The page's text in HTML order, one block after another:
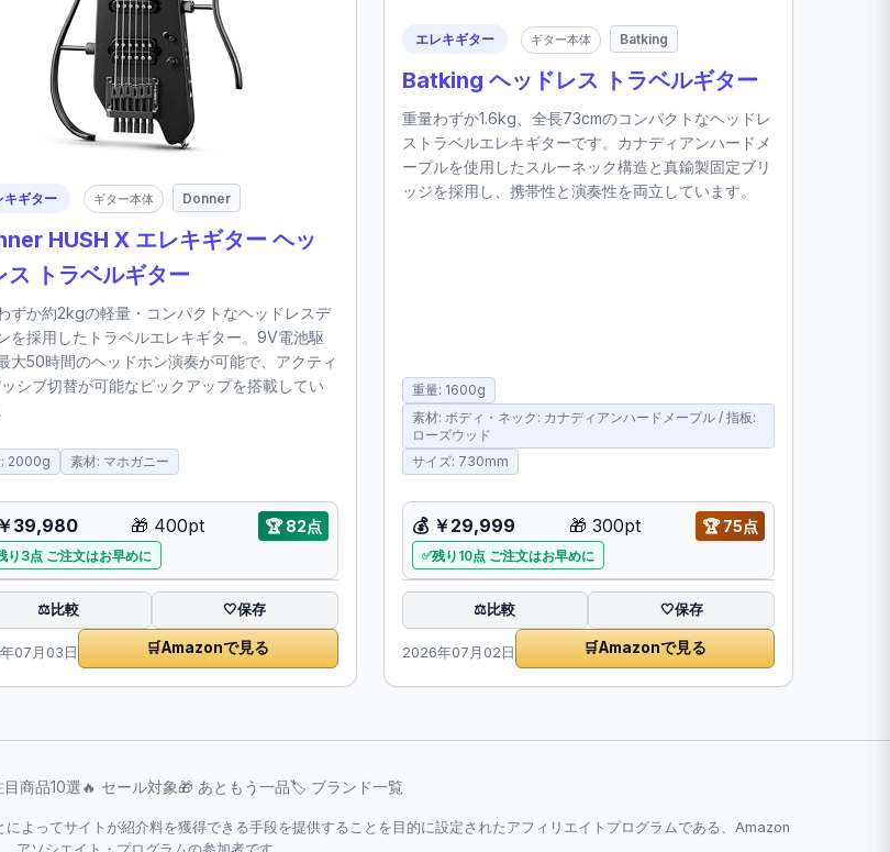
キギター ギター本体 Donner
HUSH X エレキギター ヘッ
ス トラベルギター
ずか約2kgの軽量・コンパクトなヘッドレスデ
を採用したトラベルエレキギター。9V電池駆
大50時間のヘッドホン演奏が可能で、アクティ
シブ切替が可能なピックアップを搭載してい
: 2000g 素材: マホガニー
￥39,980 🎁 400pt 🏆82点
り3点 ご注文はお早めに
⚖️比較 🤍保存
07月03日 🛒Amazonで見る
エレキギター ギター本体 Batking
Batking ヘッドレス トラベルギター
重量わずか1.6kg、全長73cmのコンパクトなヘッドレ
ストラベルエレキギターです。カナディアンハードメ
ープルを使用したスルーネック構造と真鍮製固定ブリ
ッジを採用し、携帯性と演奏性を両立しています。
重量: 1600g
素材: ボディ・ネック: カナディアンハードメープル / 指板:
ローズウッド
サイズ: 730mm
💰￥29,999 🎁 300pt 🏆75点
残り10点 ご注文はお早めに
⚖️比較 🤍保存
2026年07月02日 🛒Amazonで見る
目商品10選🔥 セール対象🎁 あともう一品🏷️ ブランド一覧
よってサイトが紹介料を獲得できる手段を提供することを目的に設定されたアフィリエイトプログラムである、Amazon